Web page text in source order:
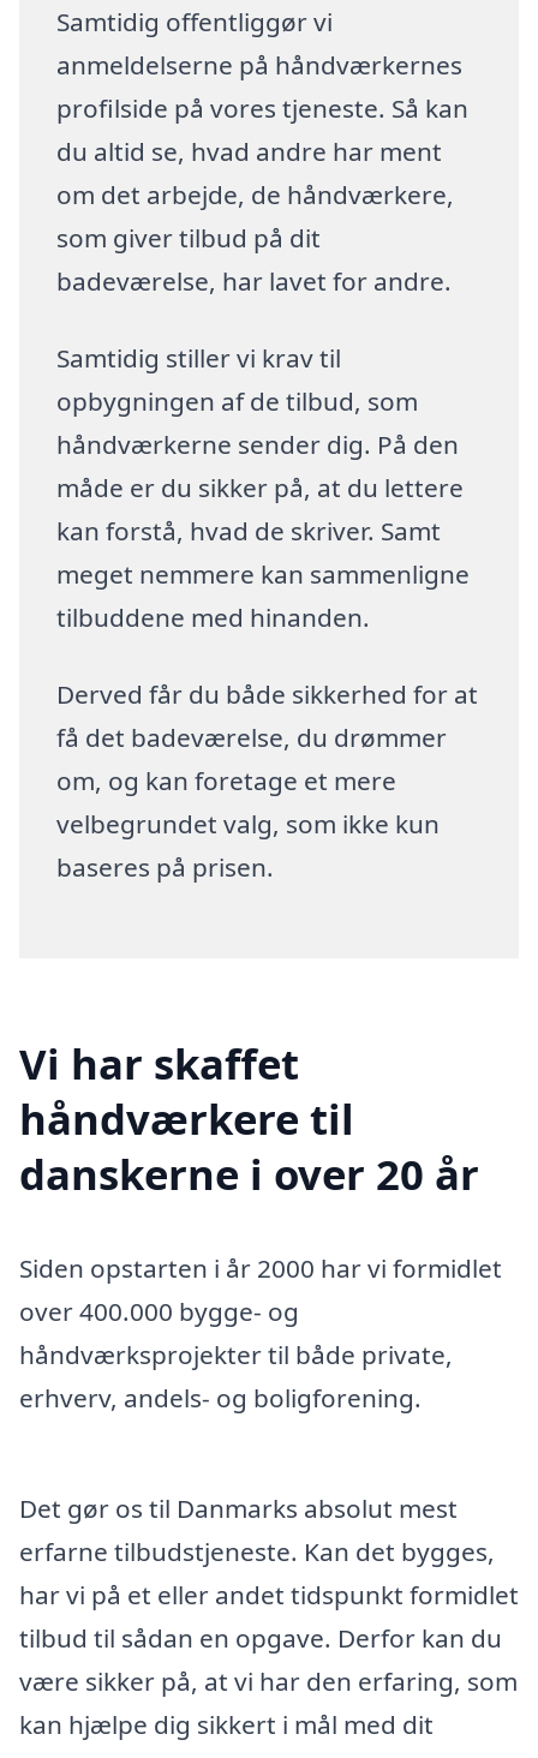
Samtidig offentliggør vi
anmeldelserne på håndværkernes
profilside på vores tjeneste. Så kan
du altid se, hvad andre har ment
om det arbejde, de håndværkere,
som giver tilbud på dit
badeværelse, har lavet for andre.
Samtidig stiller vi krav til
opbygningen af de tilbud, som
håndværkerne sender dig. På den
måde er du sikker på, at du lettere
kan forstå, hvad de skriver. Samt
meget nemmere kan sammenligne
tilbuddene med hinanden.
Derved får du både sikkerhed for at
få det badeværelse, du drømmer
om, og kan foretage et mere
velbegrundet valg, som ikke kun
baseres på prisen.
Vi har skaffet
håndværkere til
danskerne i over 20 år
Siden opstarten i år 2000 har vi formidlet
over 400.000 bygge- og
håndværksprojekter til både private,
erhverv, andels- og boligforening.
Det gør os til Danmarks absolut mest
erfarne tilbudstjeneste. Kan det bygges,
har vi på et eller andet tidspunkt formidlet
tilbud til sådan en opgave. Derfor kan du
være sikker på, at vi har den erfaring, som
kan hjælpe dig sikkert i mål med dit